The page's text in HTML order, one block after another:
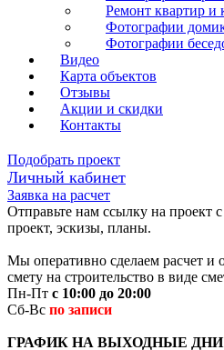
Ремонт квартир и
Фотографии
Фотографии
Видео
Карта объектов
Отзывы
Акции и скидки
Контакты
Подобрать проект
Личный кабинет
Заявка на расчет
Отправьте нам ссылку на проект
проект, эскизы, планы.
Мы оперативно сделаем расчет
смету на строительство в виде
Пн-Пт с 10:00 до 20:00
Сб-Вс по записи
ГРАФИК НА ВЫХОДНЫЕ ДНИ